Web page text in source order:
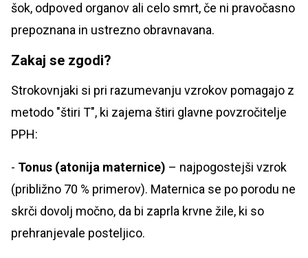
šok, odpoved organov ali celo smrt, če ni pravočasno
prepoznana in ustrezno obravnavana.
Zakaj se zgodi?
Strokovnjaki si pri razumevanju vzrokov pomagajo z
metodo "štiri T", ki zajema štiri glavne povzročitelje
PPH:
- Tonus (atonija maternice) – najpogostejši vzrok
(približno 70 % primerov). Maternica se po porodu ne
skrči dovolj močno, da bi zaprla krvne žile, ki so
prehranjevale posteljico.